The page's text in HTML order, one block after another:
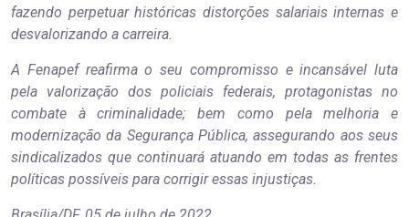
fazendo perpetuar históricas distorções salariais internas e
desvalorizando a carreira.
A Fenapef reafirma o seu compromisso e incansável luta
pela valorização dos policiais federais, protagonistas no
combate à criminalidade; bem como pela melhoria e
modernização da Segurança Pública, assegurando aos seus
sindicalizados que continuará atuando em todas as frentes
políticas possíveis para corrigir essas injustiças.